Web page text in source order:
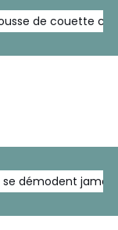
de couette
démodent jamais